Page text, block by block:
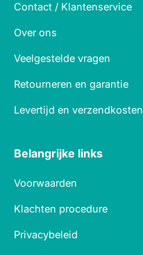
Contact / Klantenservice
Over ons
Veelgestelde vragen
Retourneren en garantie
Levertijd en verzendkosten
Belangrijke links
Voorwaarden
Klachten procedure
Privacybeleid